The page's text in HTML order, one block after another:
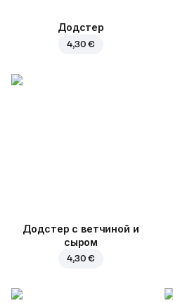
Додстер
4,30 €
Додстер с ветчиной и
сыром
4,30 €